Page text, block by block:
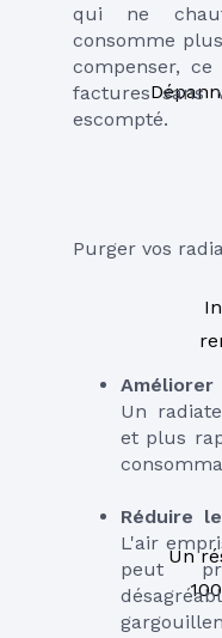
qui ne
consomme
compenser,
factures sans
escompté.
Purger vos
Un
et plus
Réduire
L'air
peut
Un